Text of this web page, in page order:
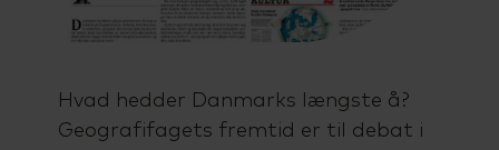
Hvad hedder Danmarks længste å?
Geografifagets fremtid er til debat i